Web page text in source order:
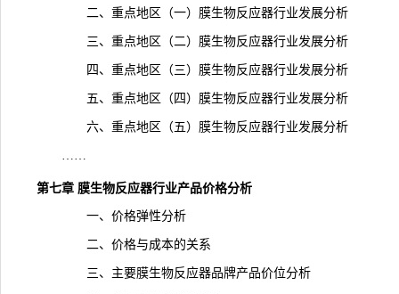
二、重点地区（一）膜生物反应器行业发展分析
三、重点地区（二）膜生物反应器行业发展分析
四、重点地区（三）膜生物反应器行业发展分析
五、重点地区（四）膜生物反应器行业发展分析
六、重点地区（五）膜生物反应器行业发展分析
……
第七章 膜生物反应器行业产品价格分析
一、价格弹性分析
二、价格与成本的关系
三、主要膜生物反应器品牌产品价位分析